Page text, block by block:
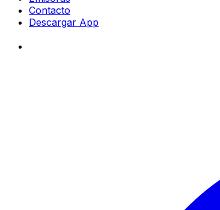
Contacto
Descargar App